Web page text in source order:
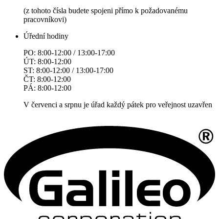
(z tohoto čísla budete spojeni přímo k požadovanému
pracovníkovi)
Úřední hodiny
PO: 8:00-12:00 / 13:00-17:00
ÚT: 8:00-12:00
ST: 8:00-12:00 / 13:00-17:00
ČT: 8:00-12:00
PÁ: 8:00-12:00
V červenci a srpnu je úřad každý pátek pro veřejnost uzavřen